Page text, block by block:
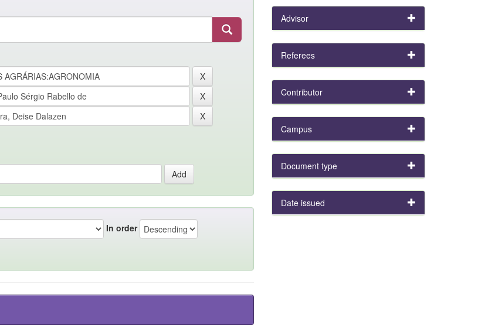
In order
Advisor
Referees
Contributor
Campus
Document type
Date issued